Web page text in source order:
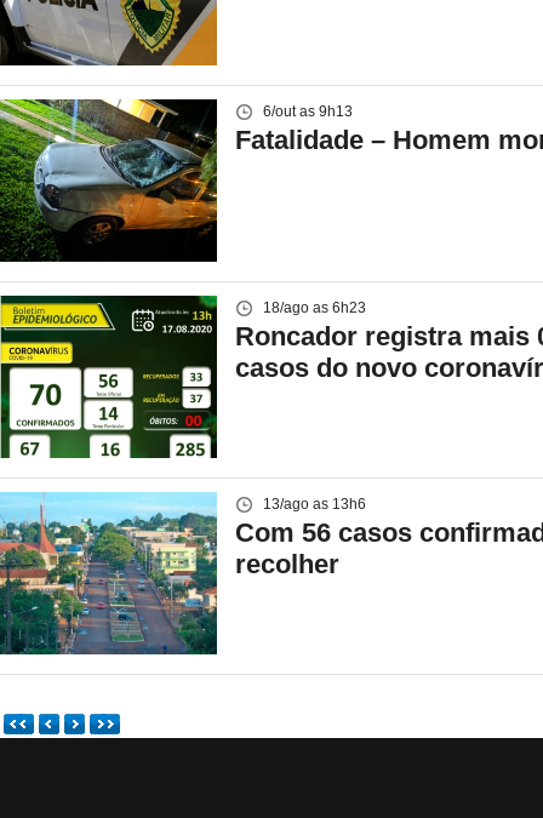
6/out as 9h13
Fatalidade – Homem
18/ago as 6h23
Roncador registra mais
casos do novo
13/ago as 13h6
Com 56 casos
recolher